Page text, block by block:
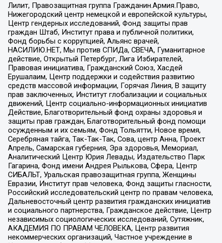
Лилит, Правозащитная группа Гражданин.Армия.Право,
Нижегородский центр немецкой и европейской культуры,
Центр гендерных исследований, Фонд защиты прав
граждан Штаб, Институт права и публичной политики,
Фонд борьбы с коррупцией, Альянс врачей,
НАСИЛИЮ.НЕТ, Мы против СПИДа, СВЕЧА, Гуманитарное
действие, Открытый Петербург, Лига Избирателей,
Правовая инициатива, Гражданский Союз, Хасдей
Ерушалаим, Центр поддержки и содействия развитию
средств массовой информации, Горячая Линия, В защиту
прав заключенных, Институт глобализации и социальных
движений, Центр социально-информационных инициатив
Действие, Благотворительный фонд охраны здоровья и
защиты прав граждан, Благотворительный фонд помощи
осужденным и их семьям, Фонд Тольятти, Новое время,
Серебряная тайга, Так-Так-Так, Сова, центр Анна, Проект
Апрель, Самарская губерния, Эра здоровья, Мемориал,
Аналитический Центр Юрия Левады, Издательство Парк
Гагарина, Фонд имени Андрея Рылькова, Сфера, Центр
СИБАЛЬТ, Уральская правозащитная группа, Женщины
Евразии, Институт прав человека, Фонд защиты гласности,
Российский исследовательский центр по правам человека,
Дальневосточный центр развития гражданских инициатив
и социального партнерства, Гражданское действие, Центр
независимых социологических исследований, Сутяжник,
АКАДЕМИЯ ПО ПРАВАМ ЧЕЛОВЕКА, Центр развития
некоммерческих организаций, Частное учреждение в